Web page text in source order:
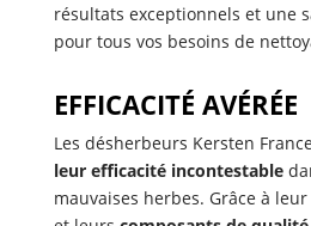
résultats exceptionnels et une
pour tous vos besoins de
EFFICACITÉ AVÉRÉE
Les désherbeurs Kersten
leur efficacité incontestable
mauvaises herbes. Grâce à leur